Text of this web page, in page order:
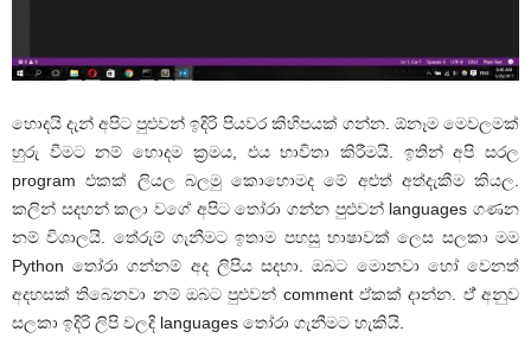
හොදයි දැන් අපිට පුළුවන් ඉදිරි පියවර කිහිපයක් ගන්න. ඕනෑම මෙවලමක්
හුරු වීමට නම් හොදම ක්‍රමය, එය භාවිතා කිරීමයි. ඉතින් අපි සරල
program එකක් ලියල බලමු කොහොමද මේ අළුත් අත්දැකීම කියල.
කලින් සදහන් කලා වගේ අපිට තෝරා ගන්න පුළුවන් languages ගණන
නම් විශාලයි. තේරුම් ගැනීමට ඉතාම පහසු භාෂාවක් ලෙස සලකා මම
Python තෝරා ගන්නම් අද ලිපිය සදහා. ඔබට මොනවා හෝ වෙනත්
අදහසක් තිබෙනවා නම් ඔබට පුළුවන් comment ඒකක් දාන්න. ඒ් අනුව
සලකා ඉදිරි ලිපි වලදි languages තෝරා ගැනීමට හැකියි.